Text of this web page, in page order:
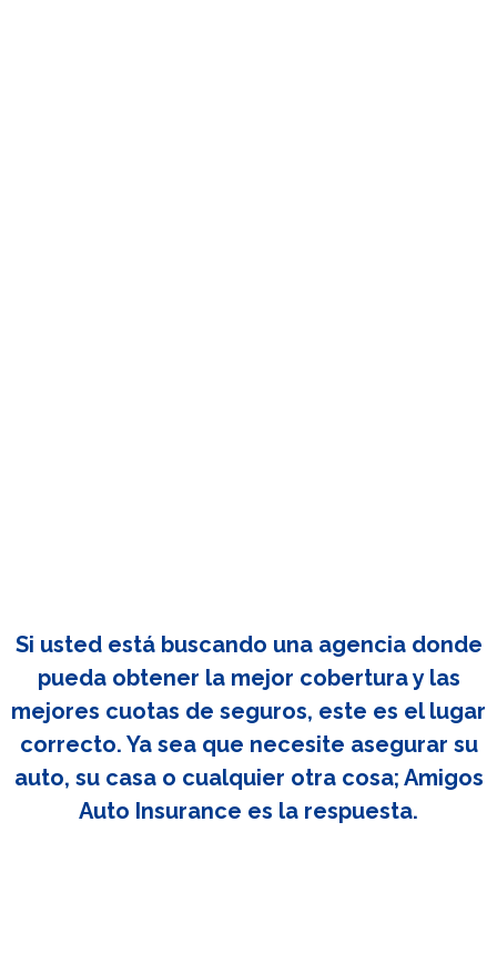
Si usted está buscando una agencia donde
pueda obtener la mejor cobertura y las
mejores cuotas de seguros, este es el lugar
correcto. Ya sea que necesite asegurar su
auto, su casa o cualquier otra cosa; Amigos
Auto Insurance es la respuesta.